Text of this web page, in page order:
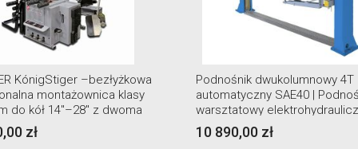
dwukolumnowy 4T
SAE40 | Podnośnik
elektrohydrauliczny
zł
Montażownica mobilna
T5782 MOVI ciężarowa
23 400,00 zł